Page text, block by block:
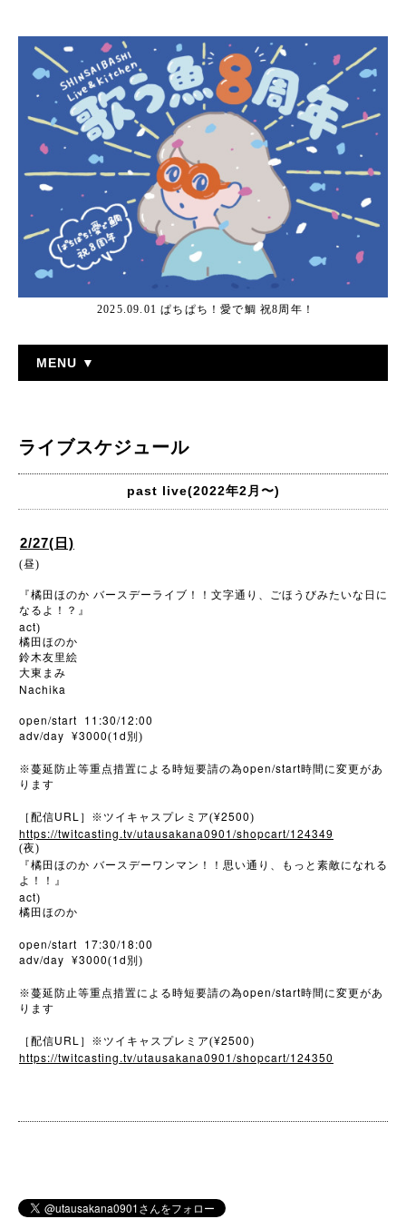
2025.09.01 ぱちぱち！愛で鯛 祝8周年！
MENU ▼
ライブスケジュール
past live(2022年2月〜)
2/27(日)
(昼)
『橘田ほのか バースデーライブ！！文字通り、ごほうびみたいな日に
なるよ！？』
act)
橘田ほのか
鈴木友里絵
大東まみ
Nachika
open/start 11:30/12:00
adv/day ¥3000(1d 別)
※蔓延防止等重点措置による時短要請の為open/start時間に変更があ
ります
［配信URL ］※ツイキャスプレミア(¥2500)
https://twitcasting.tv/utausakana0901/shopcart/124349
(夜)
『橘田ほのか バースデーワンマン！！思い通り、もっと素敵になれる
よ！！』
act)
橘田ほのか
open/start 17:30/18:00
adv/day ¥3000(1d 別)
※蔓延防止等重点措置による時短要請の為open/start時間に変更があ
ります
［配信URL ］※ツイキャスプレミア(¥2500)
https://twitcasting.tv/utausakana0901/shopcart/124350